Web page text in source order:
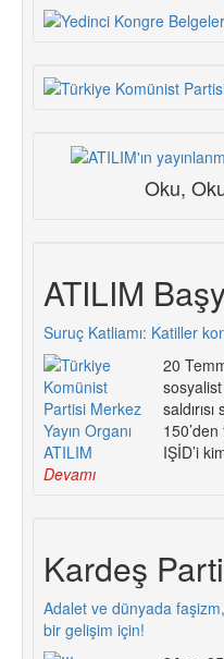
Oku,
ATILIM
Suruç Katliamı: Katiller
20
IŞİD’i
Devamı
Kardeş
Adalet ve dünyada
bir gelişim için!